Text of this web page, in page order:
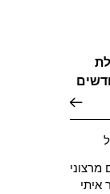
איתי